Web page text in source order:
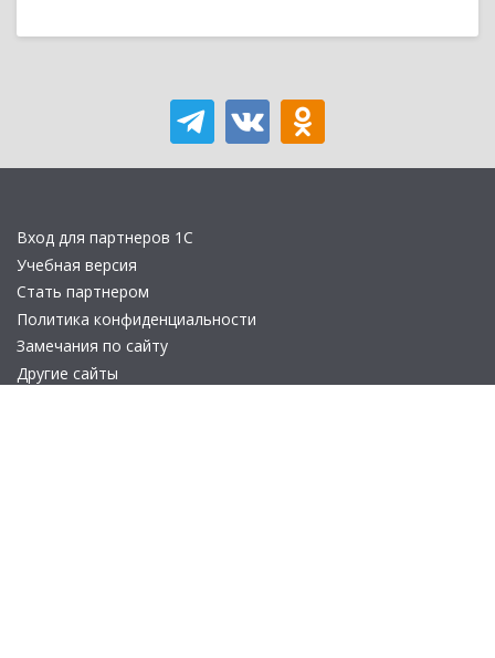
Вход для партнеров 1С
Учебная версия
Стать партнером
Политика конфиденциальности
Замечания по сайту
Другие сайты